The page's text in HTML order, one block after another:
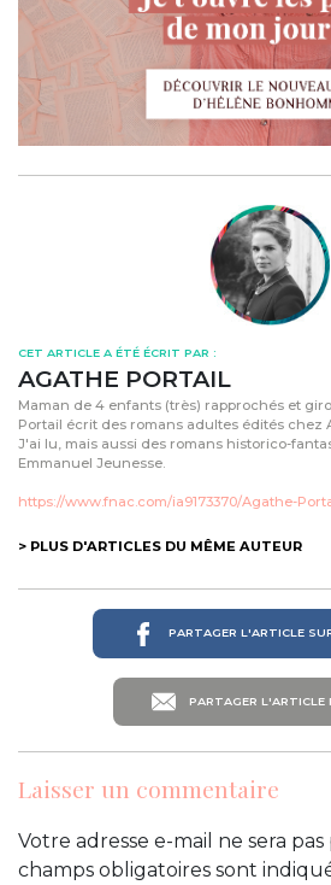
CET ARTICLE A ÉTÉ ÉCRIT PAR :
AGATHE PORTAIL
Maman de 4 enfants (très) rapprochés et
Portail écrit des romans adultes édités chez
J'ai lu, mais aussi des romans historico-
Emmanuel Jeunesse.
https://www.fnac.com/ia9173370/Agathe-
> PLUS D'ARTICLES DU MÊME AUTEUR
PARTAGER L'ARTICLE
PARTAGER L'ARTICLE
Laisser un commentaire
Votre adresse e-mail ne sera
champs obligatoires sont